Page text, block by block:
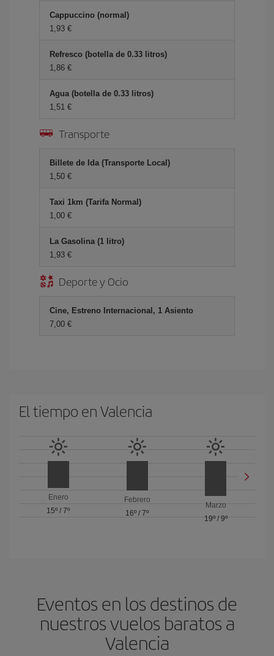
Cappuccino (normal)
1,93 €
Refresco (botella de 0.33 litros)
1,86 €
Agua (botella de 0.33 litros)
1,51 €
Transporte
Billete de Ida (Transporte Local)
1,50 €
Taxi 1km (Tarifa Normal)
1,00 €
La Gasolina (1 litro)
1,93 €
Deporte y Ocio
Cine, Estreno Internacional, 1 Asiento
7,00 €
El tiempo en Valencia
Enero
15º /7º
Febrero
16º / 7º
Marzo
19º/ 9º
Eventos en los destinos de
nuestros vuelos baratos a
Valencia